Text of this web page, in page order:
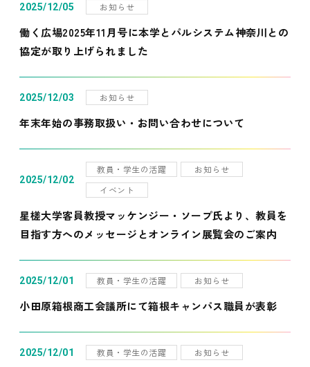
2025/12/05 お知らせ
働く広場2025年11月号に本学とパルシステム神奈川との
協定が取り上げられました
2025/12/03 お知らせ
年末年始の事務取扱い・お問い合わせについて
2025/12/02
教員・学生の活躍
お知らせ
イベント
星槎大学客員教授マッケンジー・ソープ氏より、教員を
目指す方へのメッセージとオンライン展覧会のご案内
2025/12/01 教員・学生の活躍 お知らせ
小田原箱根商工会議所にて箱根キャンパス職員が表彰
2025/12/01 教員・学生の活躍 お知らせ